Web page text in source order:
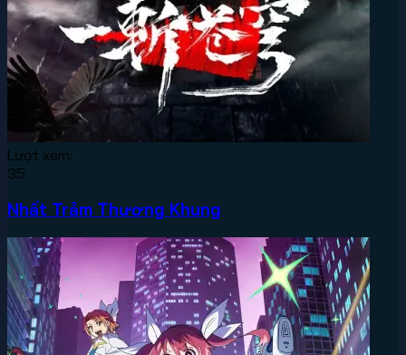
Lượt xem:
35
Nhất Trảm Thương Khung